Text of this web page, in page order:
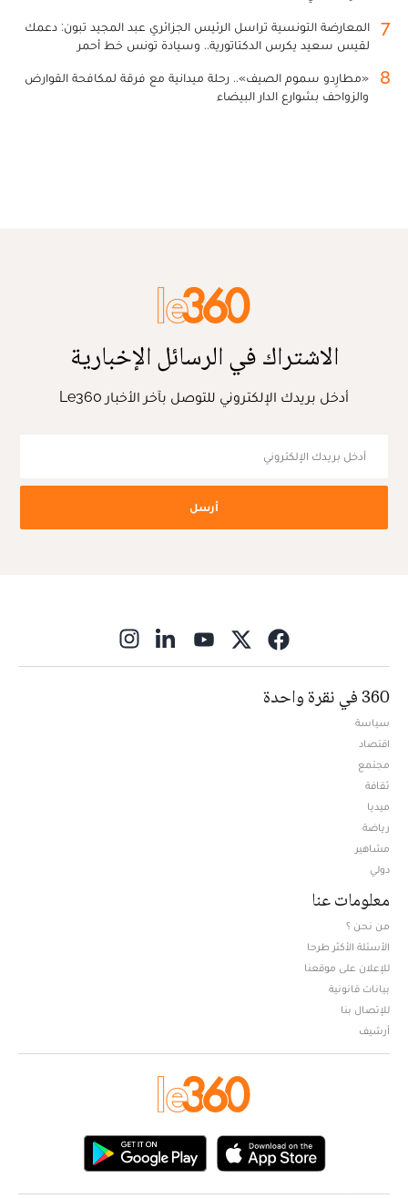
7
المعارضة التونسية تراسل الرئيس الجزائري عبد المجيد تبون: دعمك
لقيس سعيد يكرس الدكتاتورية.. وسيادة تونس خط أحمر
8
«مطارِدو سموم الصيف».. رحلة ميدانية مع فرقة لمكافحة القوارض
والزواحف بشوارع الدار البيضاء
الاشتراك في الرسائل الإخبارية
أدخل بريدك الإلكتروني للتوصل بآخر الأخبار Le360
أرسل
360 في نقرة واحدة
سياسة
اقتصاد
مجتمع
ثقافة
ميديا
رياضة
مشاهير
دولي
معلومات عنا
من نحن ؟
الأسئلة الأكثر طرحا
للإعلان على موقعنا
بيانات قانونية
للإتصال بنا
أرشيف